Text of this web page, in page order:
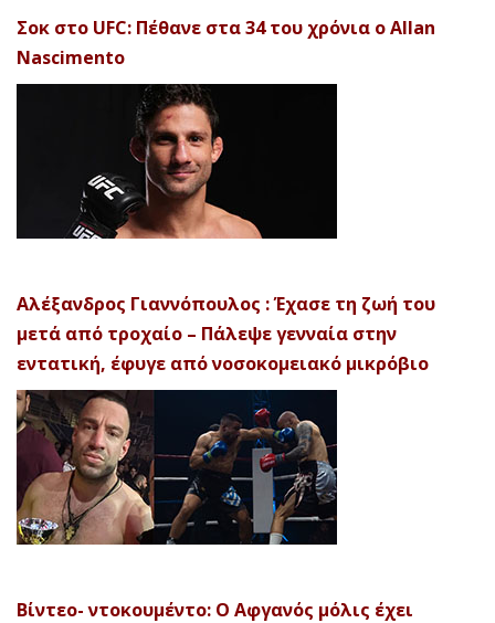
Σοκ στο UFC: Πέθανε στα 34 του χρόνια ο Allan
Nascimento
Αλέξανδρος Γιαννόπουλος : Έχασε τη ζωή του
μετά από τροχαίο – Πάλεψε γενναία στην
εντατική, έφυγε από νοσοκομειακό μικρόβιο
Βίντεο- ντοκουμέντο: Ο Αφγανός μόλις έχει